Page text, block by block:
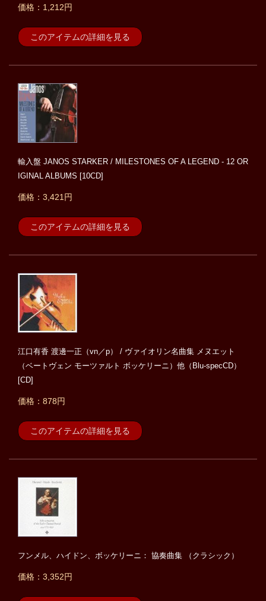
価格：1,212円
このアイテムの詳細を見る
輸入盤 JANOS STARKER / MILESTONES OF A LEGEND - 12 OR
IGINAL ALBUMS [10CD]
価格：3,421円
このアイテムの詳細を見る
江口有香 渡邊一正（vn／p） / ヴァイオリン名曲集 メヌエット
（ベートヴェン モーツァルト ボッケリーニ）他（Blu-specCD）
[CD]
価格：878円
このアイテムの詳細を見る
フンメル、ハイドン、ボッケリーニ： 協奏曲集 （クラシック）
価格：3,352円